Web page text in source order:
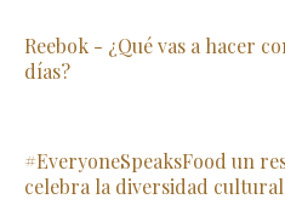
Reebok - ¿Qué vas a hacer
días?
#EveryoneSpeaksFood un
celebra la diversidad cultural